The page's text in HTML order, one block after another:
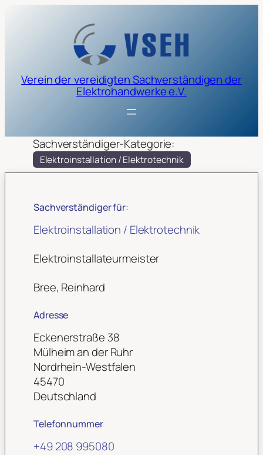
Verein der vereidigten Sachverständigen der
Elektrohandwerke e.V.
Sachverständiger-Kategorie:
Elektroinstallation / Elektrotechnik
Sachverständiger für:
Elektroinstallation / Elektrotechnik
Elektroinstallateurmeister
Bree, Reinhard
Adresse
Eckenerstraße 38
Mülheim an der Ruhr
Nordrhein-Westfalen
45470
Deutschland
Telefonnummer
+49 208 995080